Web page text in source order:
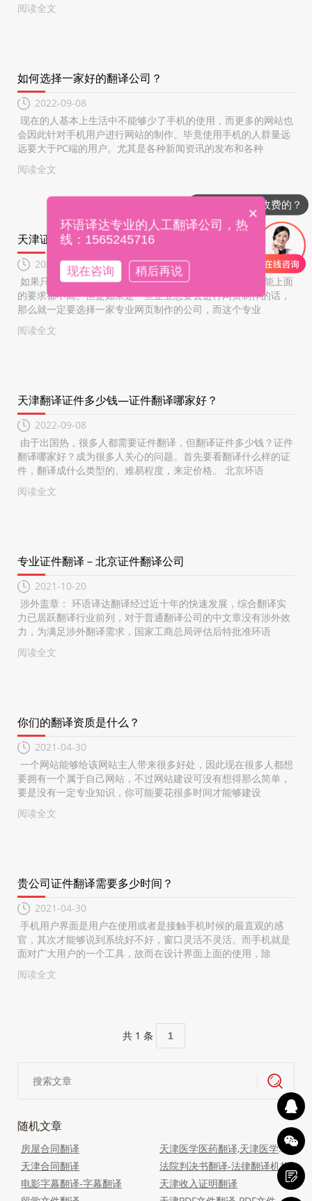
阅读全文
如何选择一家好的翻译公司？
2022-09-08
现在的人基本上生活中不能够少了手机的使用，而更多的网站也
会因此针对手机用户进行网站的制作。毕竟使用手机的人群量远
远要大于PC端的用户。尤其是各种新闻资讯的发布和各种
阅读全文
天津证件翻译哪家好？－专业的证件翻译机构
2022-09-08
如果只是为了个人爱好去制作一个网站的话，那么很多功能上面
的要求都不高。但是如果是一些企业想要去进行网页制作的话，
那么就一定要选择一家专业网页制作的公司，而这个专业
阅读全文
天津翻译证件多少钱—证件翻译哪家好？
2022-09-08
由于出国热，很多人都需要证件翻译，但翻译证件多少钱？证件
翻译哪家好？成为很多人关心的问题。首先要看翻译什么样的证
件，翻译成什么类型的。难易程度，来定价格。 北京环语
阅读全文
专业证件翻译－北京证件翻译公司
2021-10-20
涉外盖章： 环语译达翻译经过近十年的快速发展，综合翻译实
力已居跃翻译行业前列，对于普通翻译公司的中文章没有涉外效
力，为满足涉外翻译需求，国家工商总局评估后特批准环语
阅读全文
你们的翻译资质是什么？
2021-04-30
一个网站能够给该网站主人带来很多好处，因此现在很多人都想
要拥有一个属于自己网站，不过网站建设可没有想得那么简单，
要是没有一定专业知识，你可能要花很多时间才能够建设
阅读全文
贵公司证件翻译需要多少时间？
2021-04-30
手机用户界面是用户在使用或者是接触手机时候的最直观的感
官，其次才能够说到系统好不好，窗口灵活不灵活。而手机就是
面对广大用户的一个工具，故而在设计界面上面的使用，除
阅读全文
共 1 条 1
随机文章
房屋合同翻译
天津医学医药翻译,天津医学文献翻译
天津合同翻译
法院判决书翻译-法律翻译机构
电影字幕翻译-字幕翻译
天津收入证明翻译
翻译是怎么收费的？
×
环语译达专业的人工翻译公司，热
线：1565245716
现在咨询 稍后再说